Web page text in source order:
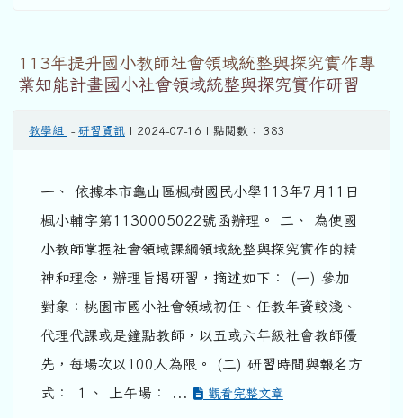
113年提升國小教師社會領域統整與探究實作專
業知能計畫國小社會領域統整與探究實作研習
教學組 - 研習資訊 | 2024-07-16 | 點閱數： 383
一、 依據本市龜山區楓樹國民小學113年7月11日
楓小輔字第1130005022號函辦理。 二、 為使國
小教師掌握社會領域課綱領域統整與探究實作的精
神和理念，辦理旨揭研習，摘述如下： (一) 參加
對象：桃園市國小社會領域初任、任教年資較淺、
代理代課或是鐘點教師，以五或六年級社會教師優
先，每場次以100人為限。 (二) 研習時間與報名方
式： １、 上午場： ...
觀看完整文章